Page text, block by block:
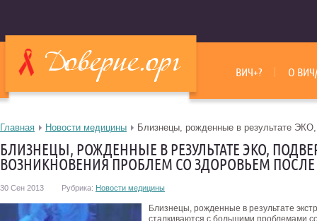
ВИЧ+? О
Главная Новости медицины Близнецы, рожденные в результате
БЛИЗНЕЦЫ, РОЖДЕННЫЕ В РЕЗУЛЬТАТЕ ЭКО,
ВОЗНИКНОВЕНИЯ ПРОБЛЕМ СО ЗДОРОВЬЕМ
30 Сен 2013 Рубрика: Новости медицины
Близнецы, рожденные в результате
сталкиваются с большими проблемами